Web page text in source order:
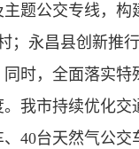
题公交专线，
；永昌县创新推
时，全面落实
我市持续优化
40台天然气公